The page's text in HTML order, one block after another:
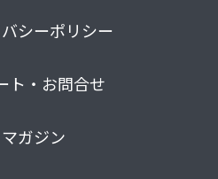
シーポリシー
ト・お問合せ
マガジン